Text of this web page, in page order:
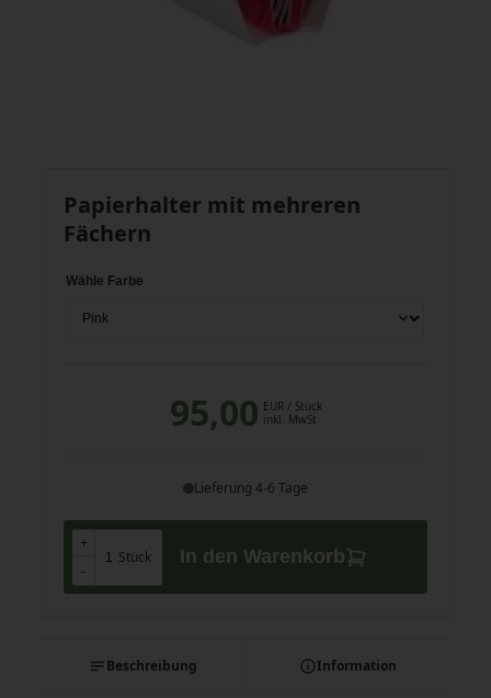
Papierhalter mit mehreren
Fächern
Wähle Farbe
95,00 EUR/ Stück
inkl. MwSt
Lieferung 4-6 Tage
+
-
Stück
+
-
In den Warenkorb
Beschreibung Information